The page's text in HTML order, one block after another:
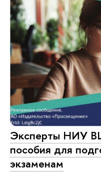
Эксперты НИУ
пособия для
экзаменам